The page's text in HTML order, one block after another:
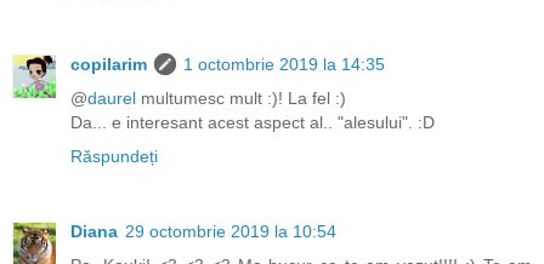
copilarim
1 octombrie 2019 la 14:35
@daurel multumesc mult :)! La fel :)
Da... e interesant acest aspect al.. "alesului". :D
Răspundeți
Diana 29 octombrie 2019 la 10:54